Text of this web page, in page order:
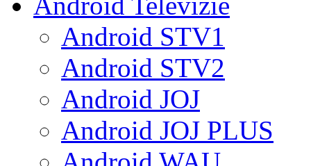
Android STV1
Android STV2
Android JOJ
Android JOJ PLUS